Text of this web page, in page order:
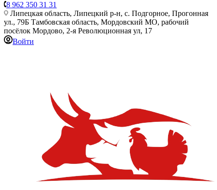
8 962 350 31 31
Липецкая область, Липецкий р-н, с. Подгорное, Прогонная
ул., 79Б Тамбовская область, Мордовский МО, рабочий
посёлок Мордово, 2-я Революционная ул, 17
Войти